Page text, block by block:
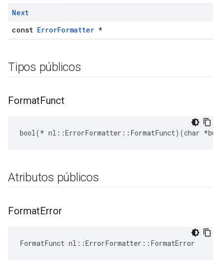
Next
const ErrorFormatter *
Tipos públicos
FormatFunct
bool(* nl::ErrorFormatter::FormatFunct)(char
Atributos públicos
FormatError
FormatFunct nl::ErrorFormatter::FormatError